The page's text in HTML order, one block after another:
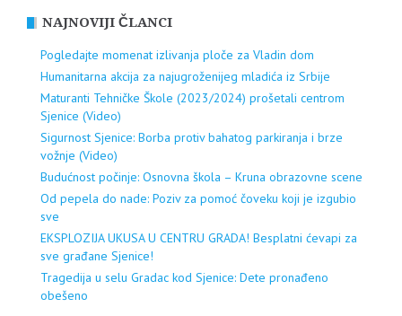
NAJNOVIJI ČLANCI
Pogledajte momenat izlivanja ploče za Vladin dom
Humanitarna akcija za najugroženijeg mladića iz Srbije
Maturanti Tehničke Škole (2023/2024) prošetali centrom
Sjenice (Video)
Sigurnost Sjenice: Borba protiv bahatog parkiranja i brze
vožnje (Video)
Budućnost počinje: Osnovna škola – Kruna obrazovne scene
Od pepela do nade: Poziv za pomoć čoveku koji je izgubio
sve
EKSPLOZIJA UKUSA U CENTRU GRADA! Besplatni ćevapi za
sve građane Sjenice!
Tragedija u selu Gradac kod Sjenice: Dete pronađeno
obešeno